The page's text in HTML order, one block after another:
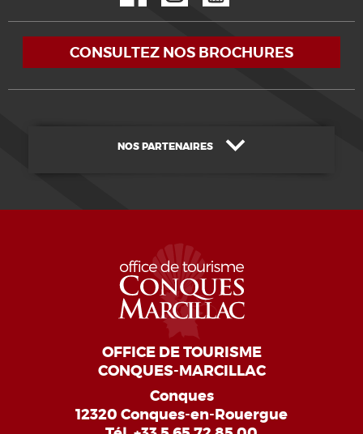
CONSULTEZ NOS BROCHURES
NOS PARTENAIRES
OFFICE DE TOURISME
CONQUES-MARCILLAC
Conques
12320 Conques-en-Rouergue